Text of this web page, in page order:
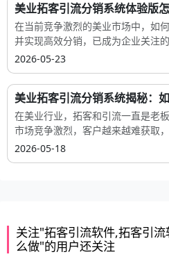
美业拓客引流分销系统体验版怎
在当前竞争激烈的美业市场中，如
并实现高效分销，已成为企业关注
2026-05-23
美业拓客引流分销系统揭秘：
在美业行业，拓客和引流一直是老
市场竞争激烈，客户越来越难获取
2026-05-18
关注"拓客引流软件,拓客引
么做"的用户还关注